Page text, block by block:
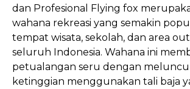
dan Profesional Flying fox
wahana rekreasi yang semakin
tempat wisata, sekolah, dan area
seluruh Indonesia. Wahana ini
petualangan seru dengan
ketinggian menggunakan tali baja